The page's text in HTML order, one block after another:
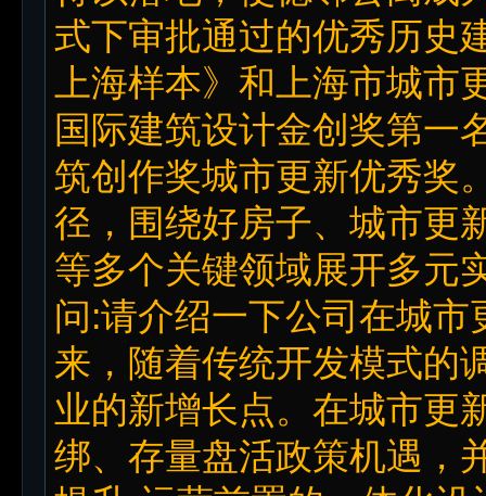
式下审批通过的优秀历史
上海样本》和上海市城
国际建筑设计金创奖第一
筑创作奖城市更新优秀奖
径，围绕好房子、城市更
等多个关键领域展开多元
问:请介绍一下公司在城
来，随着传统开发模式的
业的新增长点。在城市更
绑、存量盘活政策机遇，